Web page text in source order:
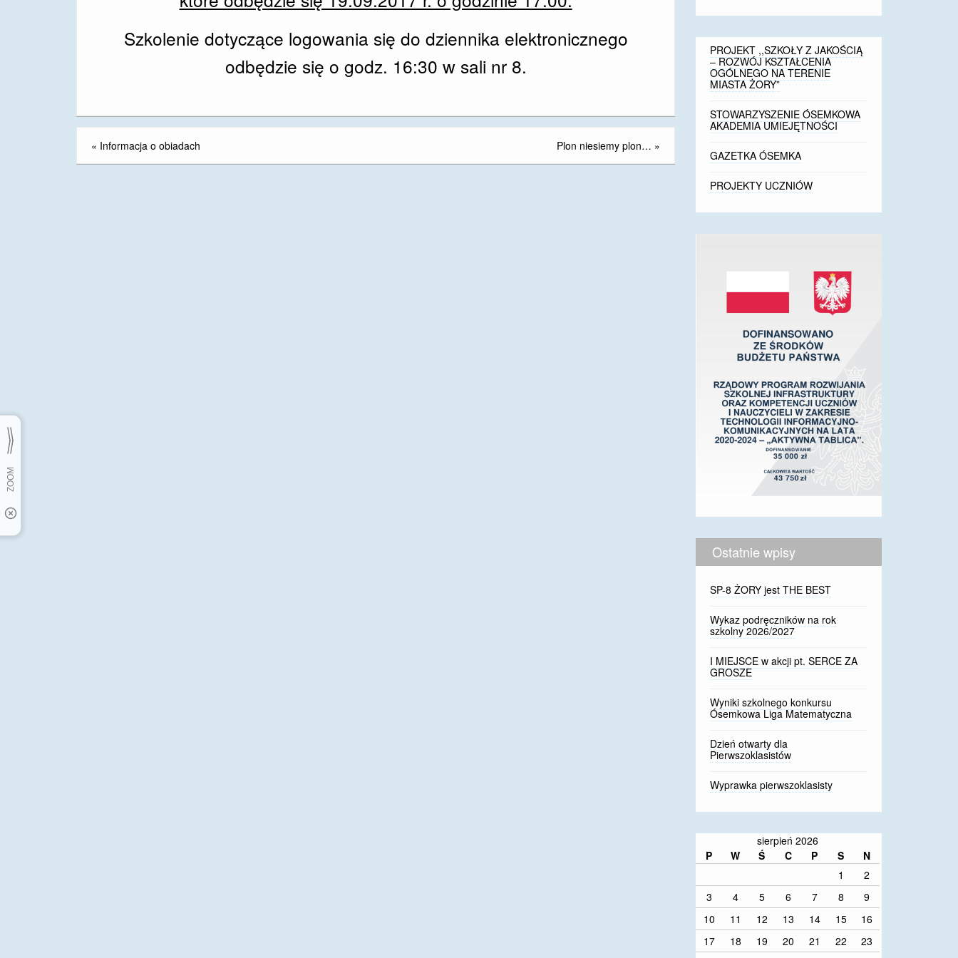
Szkolenie dotyczące logowania się do dziennika elektronicznego
odbędzie się o godz. 16:30 w sali nr 8.
« Informacja o obiadach Plon niesiemy plon… »
PROJEKT ,,SZKOŁY Z JAKOŚCIĄ
– ROZWÓJ KSZTAŁCENIA
OGÓLNEGO NA TERENIE
MIASTA ŻORY”
STOWARZYSZENIE ÓSEMKOWA
AKADEMIA UMIEJĘTNOŚCI
GAZETKA ÓSEMKA
PROJEKTY UCZNIÓW
Ostatnie wpisy
SP-8 ŻORY jest THE BEST
Wykaz podręczników na rok
szkolny 2026/2027
I MIEJSCE w akcji pt. SERCE ZA
GROSZE
Wyniki szkolnego konkursu
Ósemkowa Liga Matematyczna
Dzień otwarty dla
Pierwszoklasistów
Wyprawka pierwszoklasisty
sierpień 2026
P
W Ś C P S
N
1
2
3
4 5 6 7 8
9
10
11 12 13 14 15
16
17
18 19 20 21 22
23